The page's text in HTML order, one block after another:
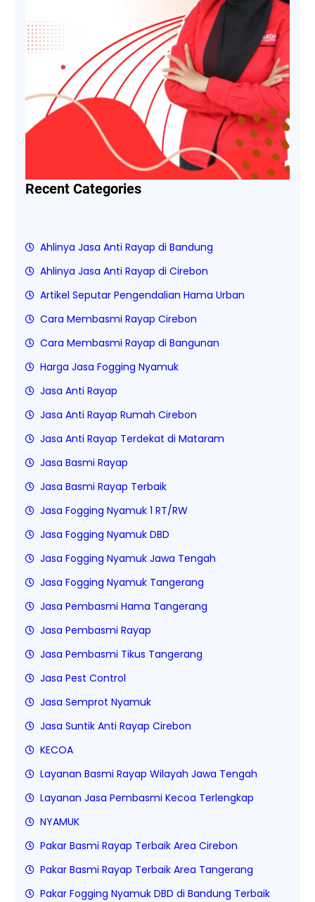
Recent Categories
Ahlinya Jasa Anti Rayap di Bandung
Ahlinya Jasa Anti Rayap di Cirebon
Artikel Seputar Pengendalian Hama Urban
Cara Membasmi Rayap Cirebon
Cara Membasmi Rayap di Bangunan
Harga Jasa Fogging Nyamuk
Jasa Anti Rayap
Jasa Anti Rayap Rumah Cirebon
Jasa Anti Rayap Terdekat di Mataram
Jasa Basmi Rayap
Jasa Basmi Rayap Terbaik
Jasa Fogging Nyamuk 1 RT/RW
Jasa Fogging Nyamuk DBD
Jasa Fogging Nyamuk Jawa Tengah
Jasa Fogging Nyamuk Tangerang
Jasa Pembasmi Hama Tangerang
Jasa Pembasmi Rayap
Jasa Pembasmi Tikus Tangerang
Jasa Pest Control
Jasa Semprot Nyamuk
Jasa Suntik Anti Rayap Cirebon
KECOA
Layanan Basmi Rayap Wilayah Jawa Tengah
Layanan Jasa Pembasmi Kecoa Terlengkap
NYAMUK
Pakar Basmi Rayap Terbaik Area Cirebon
Pakar Basmi Rayap Terbaik Area Tangerang
Pakar Fogging Nyamuk DBD di Bandung Terbaik